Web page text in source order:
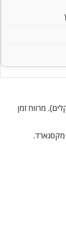
מרווח זמן
מקסגארד.